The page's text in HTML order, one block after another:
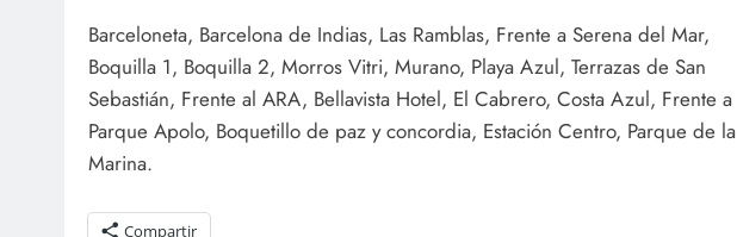
Barceloneta, Barcelona de Indias, Las Ramblas, Frente a Serena del Mar,
Boquilla 1, Boquilla 2, Morros Vitri, Murano, Playa Azul, Terrazas de San
Sebastián, Frente al ARA, Bellavista Hotel, El Cabrero, Costa Azul, Frente a
Parque Apolo, Boquetillo de paz y concordia, Estación Centro, Parque de la
Marina.
Compartir